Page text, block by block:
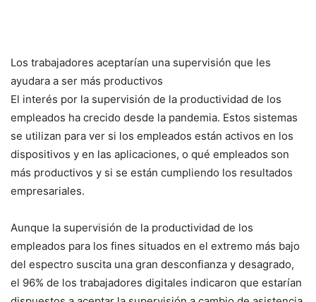
Los trabajadores aceptarían una supervisión que les
ayudara a ser más productivos
El interés por la supervisión de la productividad de los
empleados ha crecido desde la pandemia. Estos sistemas
se utilizan para ver si los empleados están activos en los
dispositivos y en las aplicaciones, o qué empleados son
más productivos y si se están cumpliendo los resultados
empresariales.
Aunque la supervisión de la productividad de los
empleados para los fines situados en el extremo más bajo
del espectro suscita una gran desconfianza y desagrado,
el 96% de los trabajadores digitales indicaron que estarían